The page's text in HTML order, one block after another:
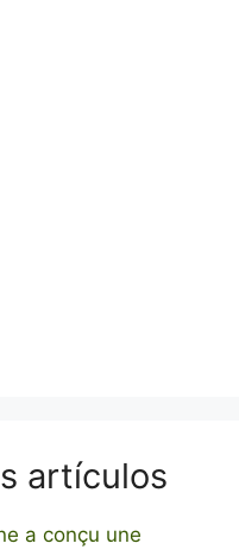
artículos
a conçu une